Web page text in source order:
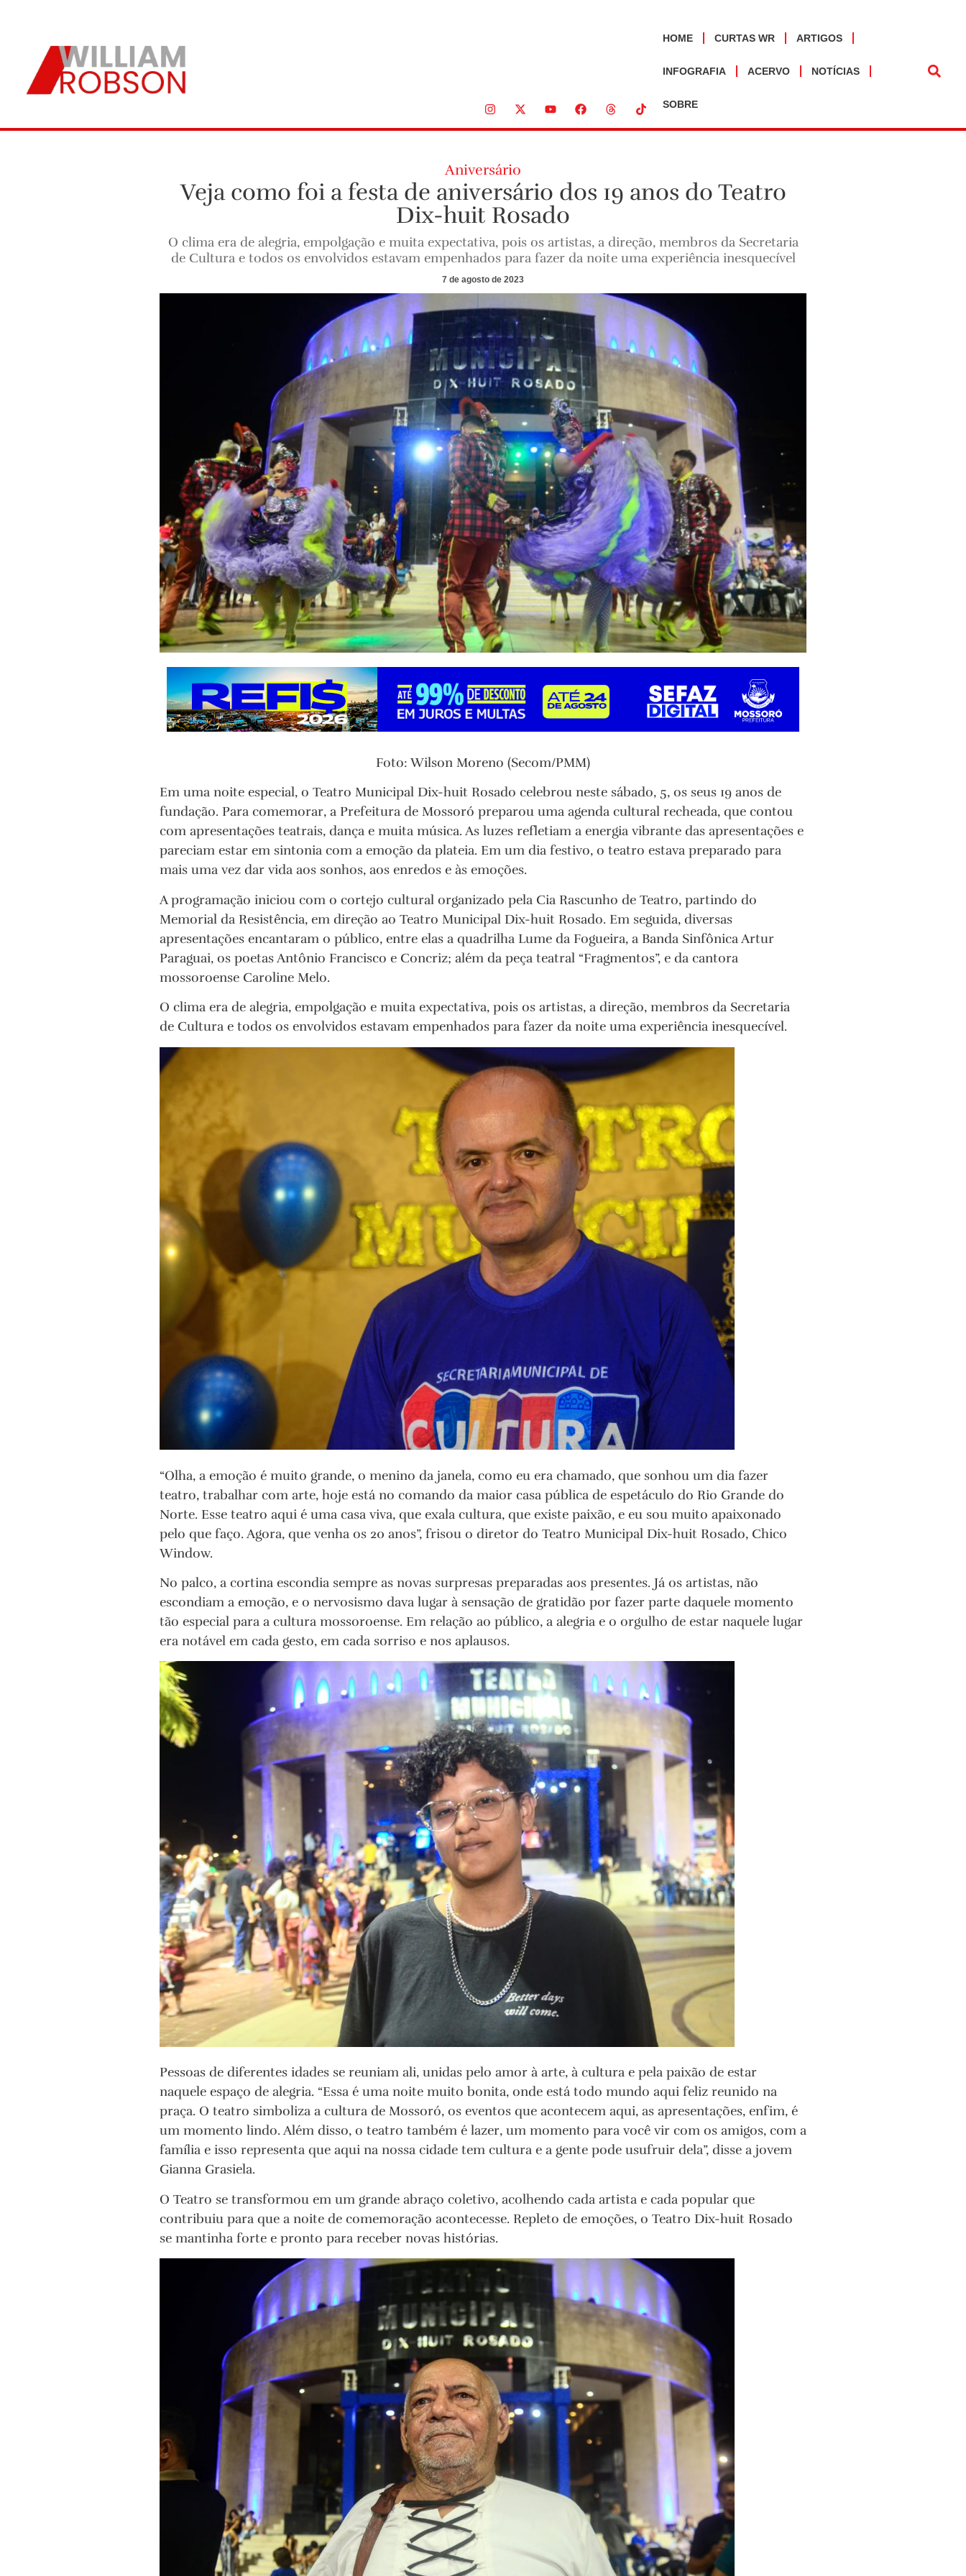
HOME CURTAS WR ARTIGOS
INFOGRAFIA ACERVO NOTÍCIAS
SOBRE
Aniversário
Veja como foi a festa de aniversário dos 19 anos do Teatro
Dix-huit Rosado
O clima era de alegria, empolgação e muita expectativa, pois os artistas, a direção, membros da Secretaria
de Cultura e todos os envolvidos estavam empenhados para fazer da noite uma experiência inesquecível
7 de agosto de 2023
Foto: Wilson Moreno (Secom/PMM)
Em uma noite especial, o Teatro Municipal Dix-huit Rosado celebrou neste sábado, 5, os seus 19 anos de
fundação. Para comemorar, a Prefeitura de Mossoró preparou uma agenda cultural recheada, que contou
com apresentações teatrais, dança e muita música. As luzes refletiam a energia vibrante das apresentações e
pareciam estar em sintonia com a emoção da plateia. Em um dia festivo, o teatro estava preparado para
mais uma vez dar vida aos sonhos, aos enredos e às emoções.
A programação iniciou com o cortejo cultural organizado pela Cia Rascunho de Teatro, partindo do
Memorial da Resistência, em direção ao Teatro Municipal Dix-huit Rosado. Em seguida, diversas
apresentações encantaram o público, entre elas a quadrilha Lume da Fogueira, a Banda Sinfônica Artur
Paraguai, os poetas Antônio Francisco e Concriz; além da peça teatral “Fragmentos”, e da cantora
mossoroense Caroline Melo.
O clima era de alegria, empolgação e muita expectativa, pois os artistas, a direção, membros da Secretaria
de Cultura e todos os envolvidos estavam empenhados para fazer da noite uma experiência inesquecível.
“Olha, a emoção é muito grande, o menino da janela, como eu era chamado, que sonhou um dia fazer
teatro, trabalhar com arte, hoje está no comando da maior casa pública de espetáculo do Rio Grande do
Norte. Esse teatro aqui é uma casa viva, que exala cultura, que existe paixão, e eu sou muito apaixonado
pelo que faço. Agora, que venha os 20 anos”, frisou o diretor do Teatro Municipal Dix-huit Rosado, Chico
Window.
No palco, a cortina escondia sempre as novas surpresas preparadas aos presentes. Já os artistas, não
escondiam a emoção, e o nervosismo dava lugar à sensação de gratidão por fazer parte daquele momento
tão especial para a cultura mossoroense. Em relação ao público, a alegria e o orgulho de estar naquele lugar
era notável em cada gesto, em cada sorriso e nos aplausos.
Pessoas de diferentes idades se reuniam ali, unidas pelo amor à arte, à cultura e pela paixão de estar
naquele espaço de alegria. “Essa é uma noite muito bonita, onde está todo mundo aqui feliz reunido na
praça. O teatro simboliza a cultura de Mossoró, os eventos que acontecem aqui, as apresentações, enfim, é
um momento lindo. Além disso, o teatro também é lazer, um momento para você vir com os amigos, com a
família e isso representa que aqui na nossa cidade tem cultura e a gente pode usufruir dela”, disse a jovem
Gianna Grasiela.
O Teatro se transformou em um grande abraço coletivo, acolhendo cada artista e cada popular que
contribuiu para que a noite de comemoração acontecesse. Repleto de emoções, o Teatro Dix-huit Rosado
se mantinha forte e pronto para receber novas histórias.